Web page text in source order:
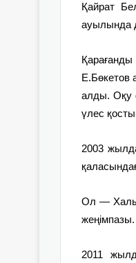
Қайрат
ауылында
Е.Бөкетов
алды. Оқу
үлес
2003
Ол —
жеңімпазы.
2011